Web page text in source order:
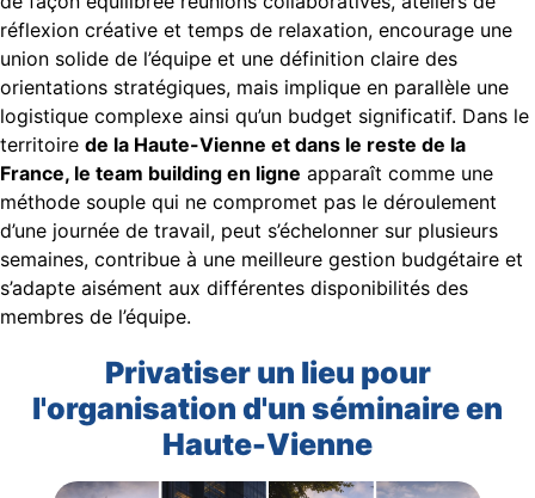
réflexion créative et temps de relaxation, encourage une
union solide de l’équipe et une définition claire des
orientations stratégiques, mais implique en parallèle une
logistique complexe ainsi qu’un budget significatif. Dans le
territoire de la Haute-Vienne et dans le reste de la
France, le team building en ligne apparaît comme une
méthode souple qui ne compromet pas le déroulement
d’une journée de travail, peut s’échelonner sur plusieurs
semaines, contribue à une meilleure gestion budgétaire et
s’adapte aisément aux différentes disponibilités des
membres de l’équipe.
Privatiser un lieu pour
l'organisation d'un séminaire en
Haute-Vienne